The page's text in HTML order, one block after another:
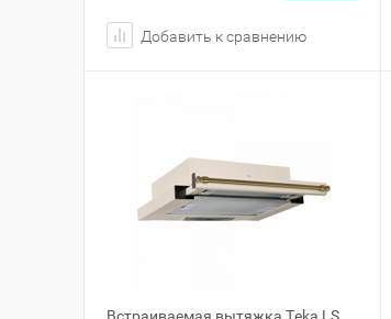
Добавить к сравнению
Встраиваемая вытяжка Teka LS